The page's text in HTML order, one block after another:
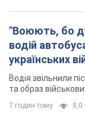
"Воюють, бо
водій
українських
Відео
Водія звільнили
та образ
7 годин тому 8,0